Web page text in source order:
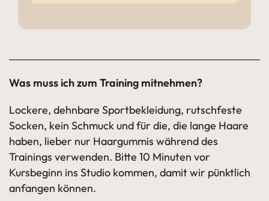
Was muss ich zum Training mitnehmen?
Lockere, dehnbare Sportbekleidung, rutschfeste
Socken, kein Schmuck und für die, die lange Haare
haben, lieber nur Haargummis während des
Trainings verwenden. Bitte 10 Minuten vor
Kursbeginn ins Studio kommen, damit wir pünktlich
anfangen können.